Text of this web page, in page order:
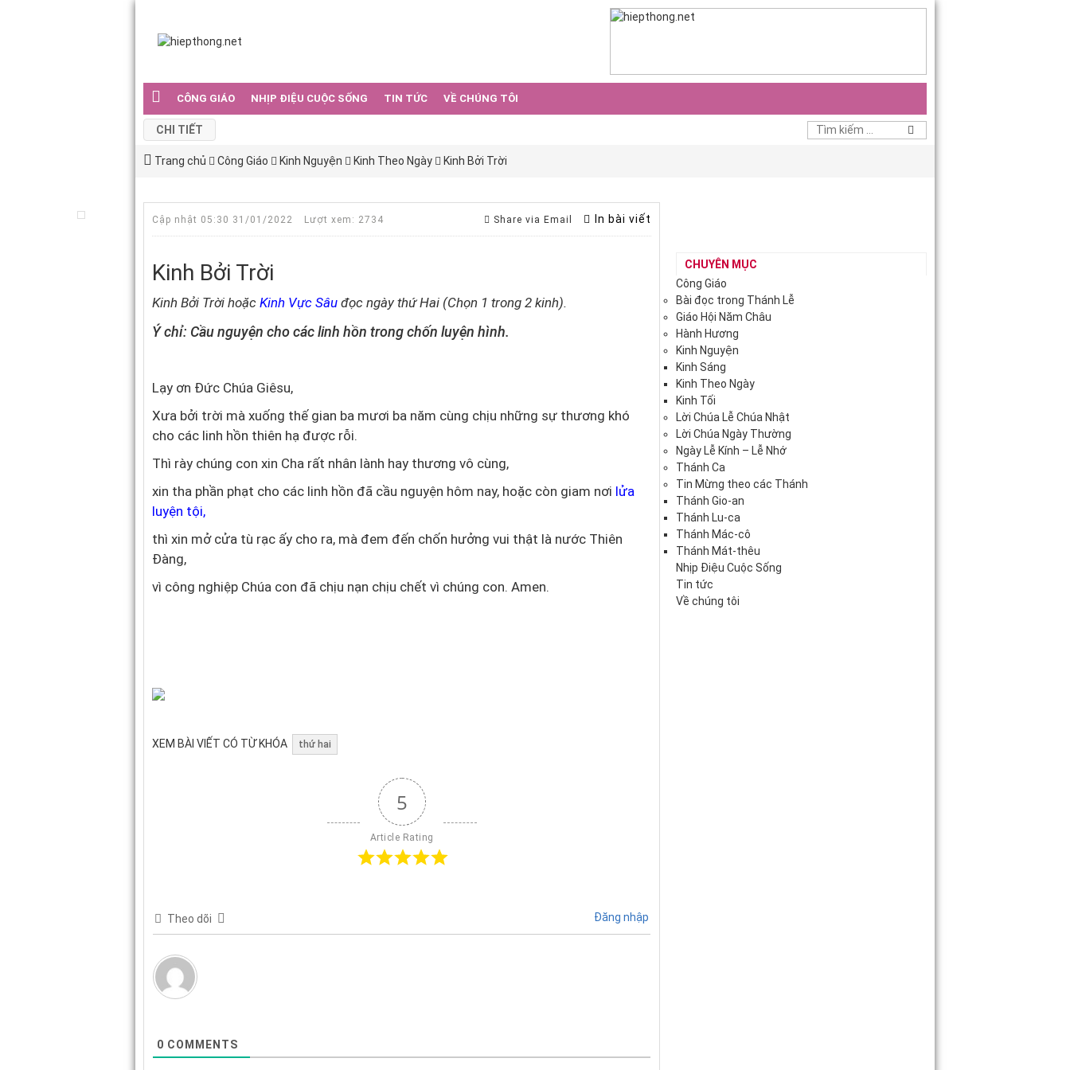
CÔNG GIÁO NHỊP ĐIỆU CUỘC SỐNG TIN TỨC VỀ CHÚNG TÔI
CHI TIẾT
Trang chủ Công Giáo Kinh Nguyện Kinh Theo Ngày Kinh Bởi Trời
Cập nhật 05:30 31/01/2022 Lượt xem: 2734 Share via Email In bài viết
Kinh Bởi Trời
Kinh Bởi Trời hoặc Kinh Vực Sâu đọc ngày thứ Hai (Chọn 1 trong 2 kinh).
Ý chỉ: Cầu nguyện cho các linh hồn trong chốn luyện hình.
Lạy ơn Đức Chúa Giêsu,
Xưa bởi trời mà xuống thế gian ba mươi ba năm cùng chịu những sự thương khó
cho các linh hồn thiên hạ được rỗi.
Thì rày chúng con xin Cha rất nhân lành hay thương vô cùng,
xin tha phần phạt cho các linh hồn đã cầu nguyện hôm nay, hoặc còn giam nơi lửa
luyện tội,
thì xin mở cửa tù rạc ấy cho ra, mà đem đến chốn hưởng vui thật là nước Thiên
Đàng,
vì công nghiệp Chúa con đã chịu nạn chịu chết vì chúng con. Amen.
XEM BÀI VIẾT CÓ TỪ KHÓA thứ hai
5
Article Rating
Theo dõi Đăng nhập
0 COMMENTS
CHUYÊN MỤC
Công Giáo
Bài đọc trong Thánh Lễ
Giáo Hội Năm Châu
Hành Hương
Kinh Nguyện
Kinh Sáng
Kinh Theo Ngày
Kinh Tối
Lời Chúa Lễ Chúa Nhật
Lời Chúa Ngày Thường
Ngày Lễ Kính – Lễ Nhớ
Thánh Ca
Tin Mừng theo các Thánh
Thánh Gio-an
Thánh Lu-ca
Thánh Mác-cô
Thánh Mát-thêu
Nhịp Điệu Cuộc Sống
Tin tức
Về chúng tôi